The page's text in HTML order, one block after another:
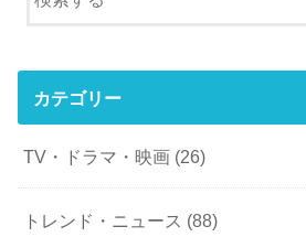
カテゴリー
TV・ドラマ・映画 (26)
トレンド・ニュース (88)